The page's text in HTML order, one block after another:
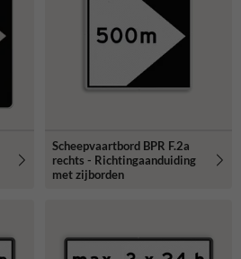
Scheepvaartbord BPR F.2a
rechts - Richtingaanduiding
met zijborden